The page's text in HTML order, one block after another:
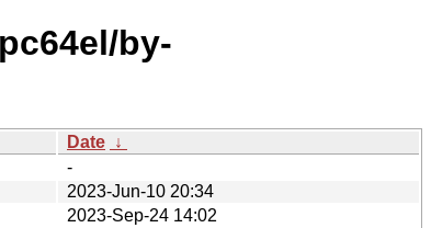
by-
Date ↓
-
2023-Jun-10 20:34
2023-Sep-24 14:02